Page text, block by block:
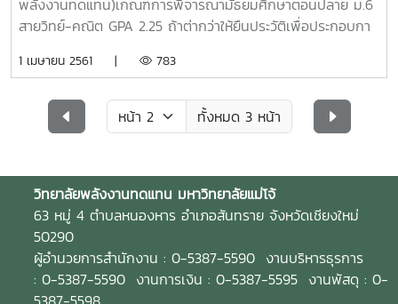
พลังงานทดแทน)เกณฑ์การพิจารณามัธยมศึกษาตอนปลาย ม.6
สายวิทย์-คณิต GPA 2.25 ถ้าต่ากว่าให้ยืนประวัติเพื่อประกอบกา
ยนต์ ช่างกลโรงงาน ช่างเชื่อม ช่างไฟฟ้า ช่างอิเล็กทรอนิกส์
ถ้าต่ากว่าให้ยืนประวัติเพื่อประกอบการพิจารณา ทุนการศึกษาทุน
เพชรพลังงาน (เรียนดี) ทุนวิริยะพลังงาน (ขาดแคลนทุนทรัพย์)
ที่ 2 วันที 28 มีนาคม - 17 เมษายน 2561 รับสมัครตรง รอบที่ 3
วันที 9-13 พฤษภาคม 2561 สามารถสมัคร
ได้ที่http://www.admissions.mju.ac.th/main.aspxหรือ
สามารถติดต่อได้ที่นางสาวโสภา หาญยุทธ โทรศัพท์
053 - 875593 ผศ.ดร.อัครินทร์ อินทนิเวศน์ โทรศัพท์ 088
- 2687904 ผศ.ดร.ธเนศ ไชยชนะ โทรศัพท์ 081 -
1 เมษายน 2561 | 783
ทั้งหมด 3 หน้า
วิทยาลัยพลังงานทดแทน มหาวิทยาลัยแม่โจ้
63 หมู่ 4 ตำบลหนองหาร อำเภอสันทราย จังหวัดเชียงใหม่
50290
ผู้อำนวยการสำนักงาน : 0-5387-5590 งานบริหารธุรการ
: 0-5387-5590 งานการเงิน : 0-5387-5595 งานพัสดุ : 0-